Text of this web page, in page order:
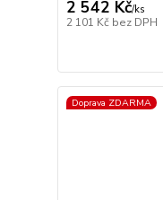
2 542 Kč/ks
2 101 Kč bez DPH
Doprava ZDARMA